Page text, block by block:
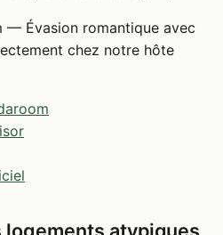
— Évasion romantique avec
chez notre hôte
atypiques